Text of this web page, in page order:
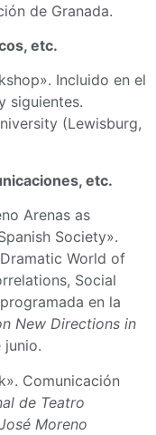
de Granada.
etc.
Incluido en el
siguientes.
(Lewisburg,
etc.
Arenas as
Society».
World of
Social
en la
New Directions in
junio.
Comunicación
de Teatro
Moreno